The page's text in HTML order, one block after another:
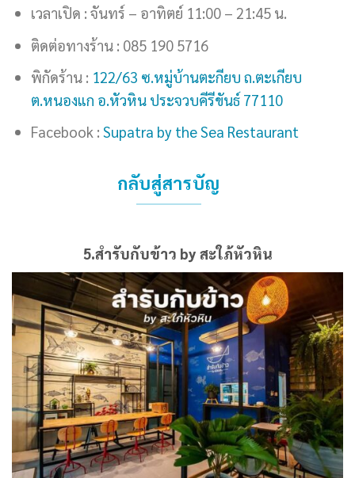
เวลาเปิด : จันทร์ – อาทิตย์ 11:00 – 21:45 น.
ติดต่อทางร้าน : 085 190 5716
พิกัดร้าน : 122/63 ซ.หมู่บ้านตะกียบ ถ.ตะเกียบ
ต.หนองแก อ.หัวหิน ประจวบคีรีขันธ์ 77110
Facebook : Supatra by the Sea Restaurant
กลับสู่สารบัญ
5.สำรับกับข้าว by สะใภ้หัวหิน